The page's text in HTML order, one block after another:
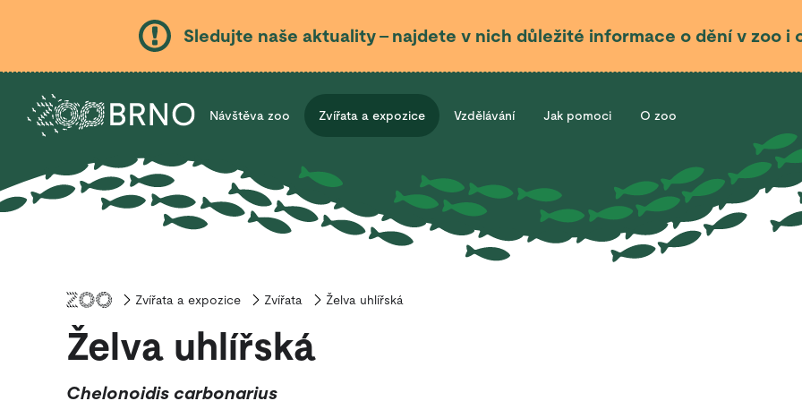
Sledujte naše aktuality – najdete v nich důležité informace o dění v zoo i
Návštěva zoo Zvířata a expozice Vzdělávání Jak pomoci O zoo
Úvod
Zvířata a expozice Zvířata Želva uhlířská
Želva uhlířská
Chelonoidis carbonarius